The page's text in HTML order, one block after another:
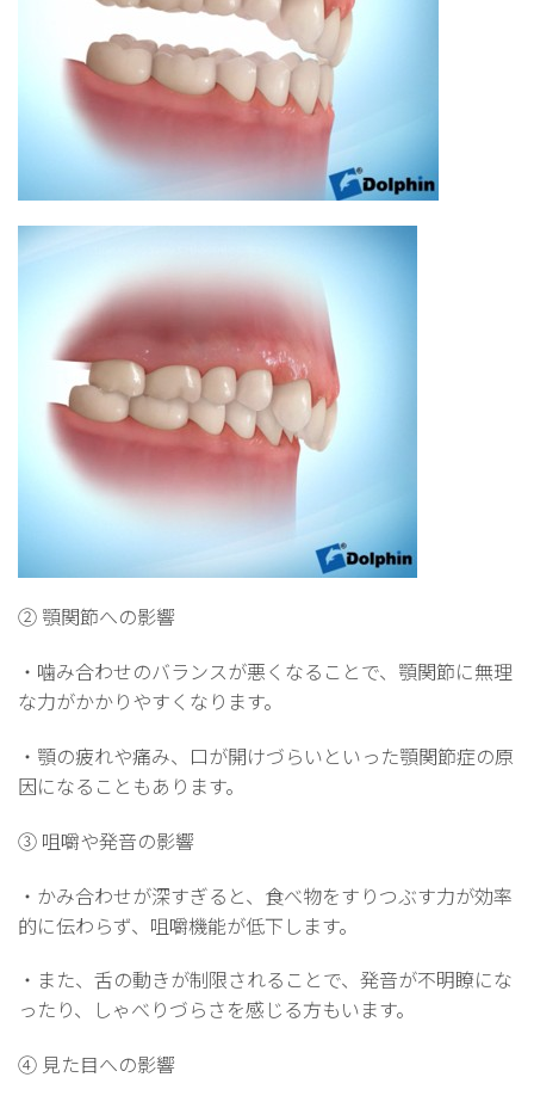
② 顎関節への影響
・噛み合わせのバランスが悪くなることで、顎関節に無理
な力がかかりやすくなります。
・顎の疲れや痛み、口が開けづらいといった顎関節症の原
因になることもあります。
③ 咀嚼や発音の影響
・かみ合わせが深すぎると、食べ物をすりつぶす力が効率
的に伝わらず、咀嚼機能が低下します。
・また、舌の動きが制限されることで、発音が不明瞭にな
ったり、しゃべりづらさを感じる方もいます。
④ 見た目への影響